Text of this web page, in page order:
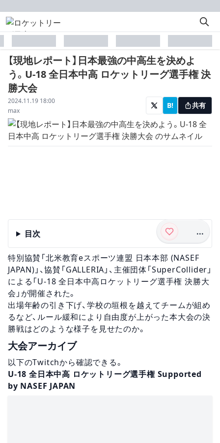
【現地レポート】日本最強の中高生を決めよ
う。U-18 全日本中高 ロケットリーグ選手権 決
勝大会
配信日
2024.11.19 18:00
著者
max
B! 共有
...
目次
特別協賛「北米教育eスポーツ連盟 日本本部 (NASEF
JAPAN)」、協賛「GALLERIA」、主催団体「SuperCollider」
による 「U-18 全日本中高ロケットリーグ選手権 決勝大
会」が開催された。
出場年齢の引き下げ、学校の垣根を越えてチームが組め
るなど、ルール緩和により自由度が上がった本大会の決
勝戦はどのような様子を見せたのか。
大会アーカイブ
以下のTwitchから確認できる。
U-18 全日本中高 ロケットリーグ選手権 Supported
by NASEF JAPAN